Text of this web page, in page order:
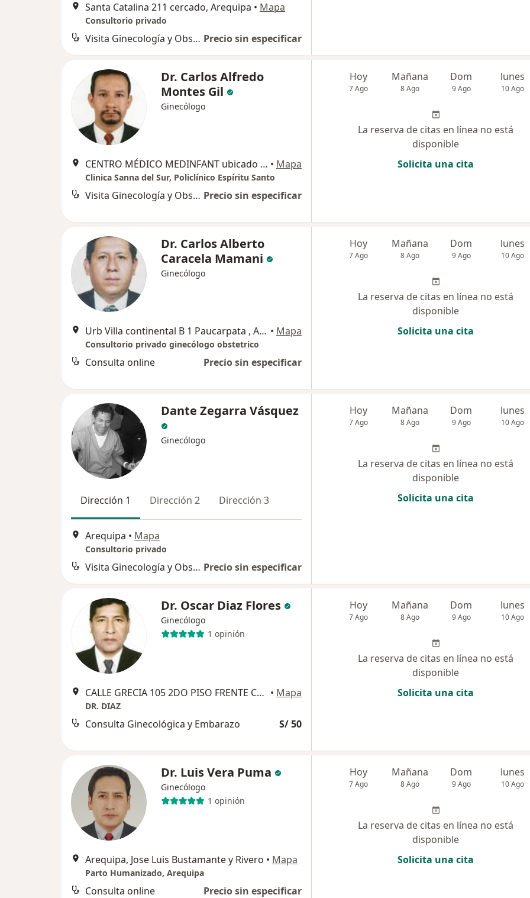
Santa Catalina 211 cercado, Arequipa • Mapa
Consultorio privado
Visita Ginecología y Obstetricia Precio sin especificar
Dr. Carlos Alfredo
Montes Gil
Ginecólogo
CENTRO MÉDICO MEDINFANT ubicado en Urb. Valencia C- 24, Umacollo, Arequipa • Mapa
Clinica Sanna del Sur, Policlínico Espíritu Santo
Visita Ginecología y Obstetricia Precio sin especificar
Hoy
7 Ago
Mañana
8 Ago
Dom
9 Ago
lunes
10 Ago
La reserva de citas en línea no está
disponible
Solicita una cita
Dr. Carlos Alberto
Caracela Mamani
Ginecólogo
Urb Villa continental B 1 Paucarpata , Arequipa • Mapa
Consultorio privado ginecólogo obstetrico
Consulta online Precio sin especificar
Hoy
7 Ago
Mañana
8 Ago
Dom
9 Ago
lunes
10 Ago
La reserva de citas en línea no está
disponible
Solicita una cita
Dante Zegarra Vásquez
Ginecólogo
Dirección 1 Dirección 2 Dirección 3
Arequipa • Mapa
Consultorio privado
Visita Ginecología y Obstetricia Precio sin especificar
Hoy
7 Ago
Mañana
8 Ago
Dom
9 Ago
lunes
10 Ago
La reserva de citas en línea no está
disponible
Solicita una cita
Dr. Oscar Diaz Flores
Ginecólogo
1 opinión
CALLE GRECIA 105 2DO PISO FRENTE CANCHA JUVENTUD UNIDA A 3 CUADRAS DEL CONSEJO DE HUNTER, Arequipa • Mapa
DR. DIAZ
Consulta Ginecológica y Embarazo S/ 50
Hoy
7 Ago
Mañana
8 Ago
Dom
9 Ago
lunes
10 Ago
La reserva de citas en línea no está
disponible
Solicita una cita
Dr. Luis Vera Puma
Ginecólogo
1 opinión
Arequipa, Jose Luis Bustamante y Rivero • Mapa
Parto Humanizado, Arequipa
Consulta online Precio sin especificar
Hoy
7 Ago
Mañana
8 Ago
Dom
9 Ago
lunes
10 Ago
La reserva de citas en línea no está
disponible
Solicita una cita